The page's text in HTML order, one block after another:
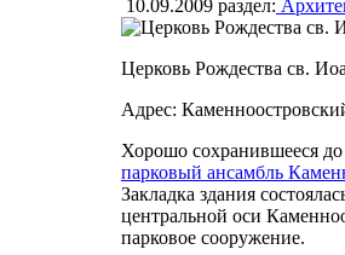
10.09.2009 раздел:
Церковь Рождества св.
Адрес:
Хорошо сохранившееся
парковый ансамбль
Закладка здания
центральной оси
парковое сооружение.